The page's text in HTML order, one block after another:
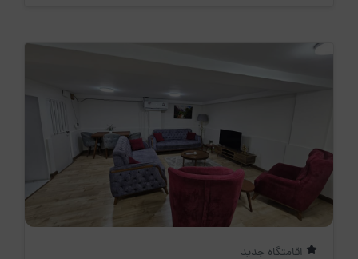
اقامتگاه جدید